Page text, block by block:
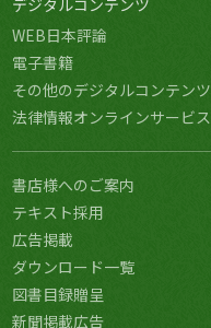
デジタルコンテンツ
WEB日本評論
電子書籍
その他のデジタルコンテンツ
法律情報オンラインサービス
書店様へのご案内
テキスト採用
広告掲載
ダウンロード一覧
図書目録贈呈
新聞掲載広告